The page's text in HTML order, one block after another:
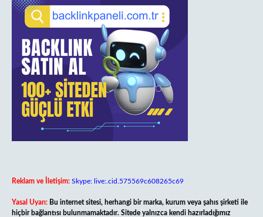
Reklam ve İletişim: Skype: live:.cid.575569c608265c69
Yasal Uyarı: Bu internet sitesi, herhangi bir marka, kurum veya şahıs şirketi ile
hiçbir bağlantısı bulunmamaktadır. Sitede yalnızca kendi hazırladığımız